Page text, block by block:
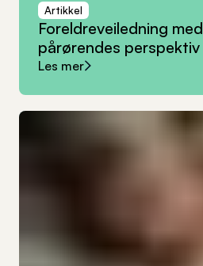
Artikkel
Foreldreveiledning med
pårørendes perspektiv
Les mer